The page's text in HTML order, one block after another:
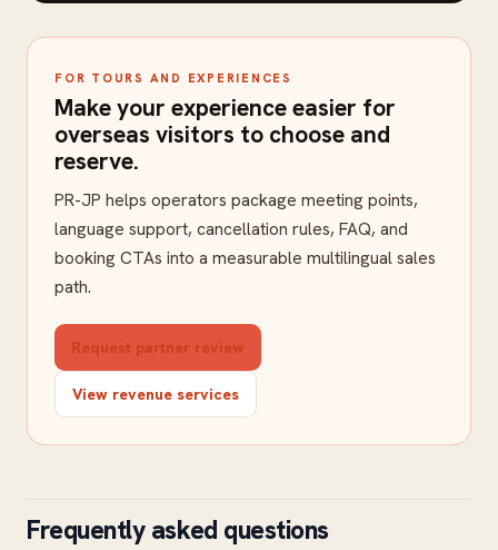
FOR TOURS AND EXPERIENCES
Make your experience easier for
overseas visitors to choose and
reserve.
PR-JP helps operators package meeting points,
language support, cancellation rules, FAQ, and
booking CTAs into a measurable multilingual sales
path.
Request partner review
View revenue services
Frequently asked questions